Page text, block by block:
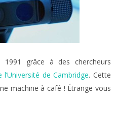
grâce à des chercheurs
de Cambridge. Cette
machine à café ! Étrange vous